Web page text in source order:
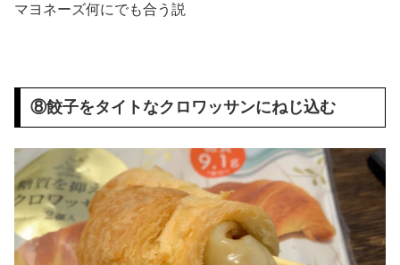
マヨネーズ何にでも合う説
⑧餃子をタイトなクロワッサンにねじ込む